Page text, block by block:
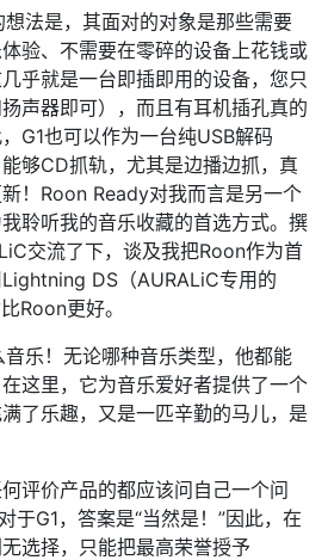
法是，其面对的对象是那些需要
验、不需要在零碎的设备上花钱或
乎就是一台即插即用的设备，您只
声器即可），而且有耳机插孔真的
G1也可以作为一台纯USB解码
够CD抓轨，尤其是边播边抓，真
！Roon Ready对我而言是另一个
聆听我的音乐收藏的首选方式。撰
交流了下，谈及我把Roon作为首
DS（AURALiC专用的
Roon更好。
乐！无论哪种音乐类型，他都能
这里，它为音乐爱好者提供了一个
了乐趣，又是一匹辛勤的马儿，是
评价产品的都应该问自己一个问
于G1，答案是“当然是！”因此，在
选择，只能把最高荣誉授予